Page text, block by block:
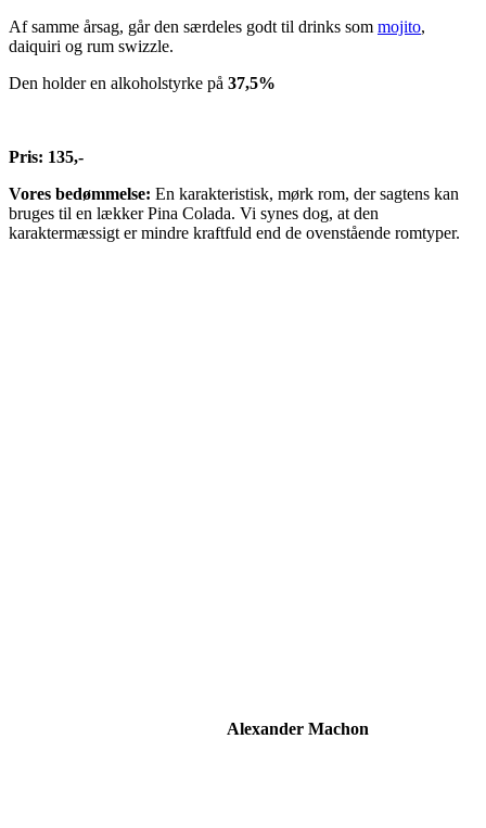
Af samme årsag, går den særdeles godt til drinks som mojito,
daiquiri og rum swizzle.
Den holder en alkoholstyrke på 37,5%
Pris: 135,-
Vores bedømmelse: En karakteristisk, mørk rom, der sagtens kan
bruges til en lækker Pina Colada. Vi synes dog, at den
karaktermæssigt er mindre kraftfuld end de ovenstående romtyper.
Alexander Machon